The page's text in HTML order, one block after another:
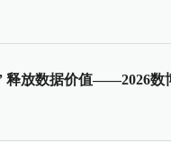
释放数据价值——2026数